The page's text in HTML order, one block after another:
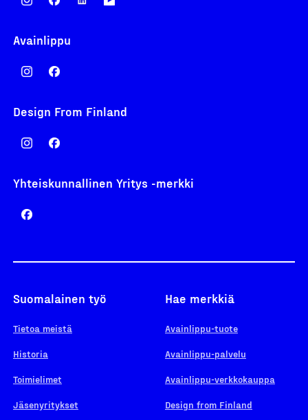
Avainlippu
Design From Finland
Yhteiskunnallinen Yritys -merkki
Suomalainen työ
Tietoa meistä
Historia
Toimielimet
Jäsenyritykset
Hae merkkiä
Avainlippu-tuote
Avainlippu-palvelu
Avainlippu-verkkokauppa
Design from Finland